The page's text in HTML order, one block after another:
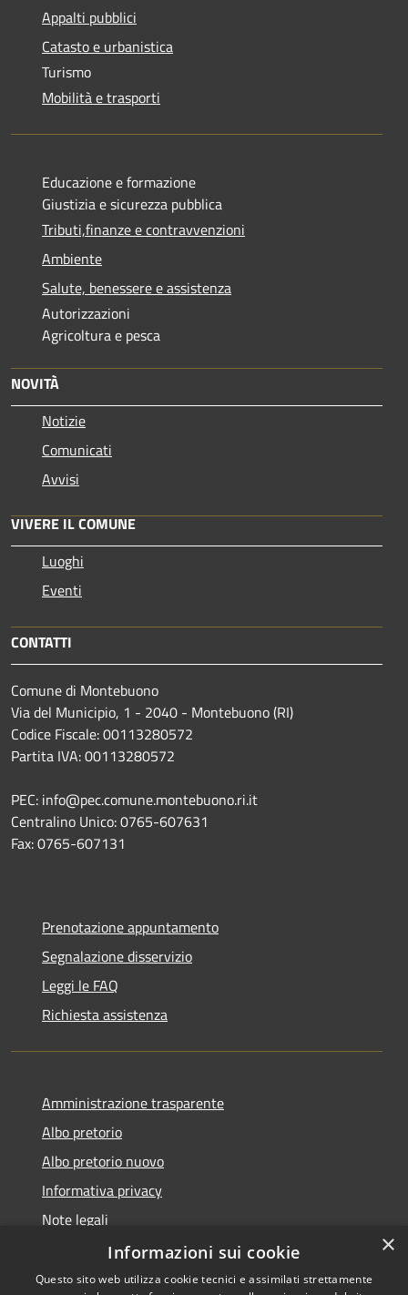
Appalti pubblici
Catasto e urbanistica
Turismo
Mobilità e trasporti
Educazione e formazione
Giustizia e sicurezza pubblica
Tributi,finanze e contravvenzioni
Ambiente
Salute, benessere e assistenza
Autorizzazioni
Agricoltura e pesca
NOVITÀ
Notizie
Comunicati
Avvisi
VIVERE IL COMUNE
Luoghi
Eventi
CONTATTI
Comune di Montebuono
Via del Municipio, 1 - 2040 - Montebuono (RI)
Codice Fiscale: 00113280572
Partita IVA: 00113280572
PEC: info@pec.comune.montebuono.ri.it
Centralino Unico: 0765-607631
Fax: 0765-607131
Prenotazione appuntamento
Segnalazione disservizio
Leggi le FAQ
Richiesta assistenza
Amministrazione trasparente
Albo pretorio
Albo pretorio nuovo
Informativa privacy
Note legali
Dichiarazione di accessibilità
×
Informazioni sui cookie
Questo sito web utilizza cookie tecnici e assimilati strettamente